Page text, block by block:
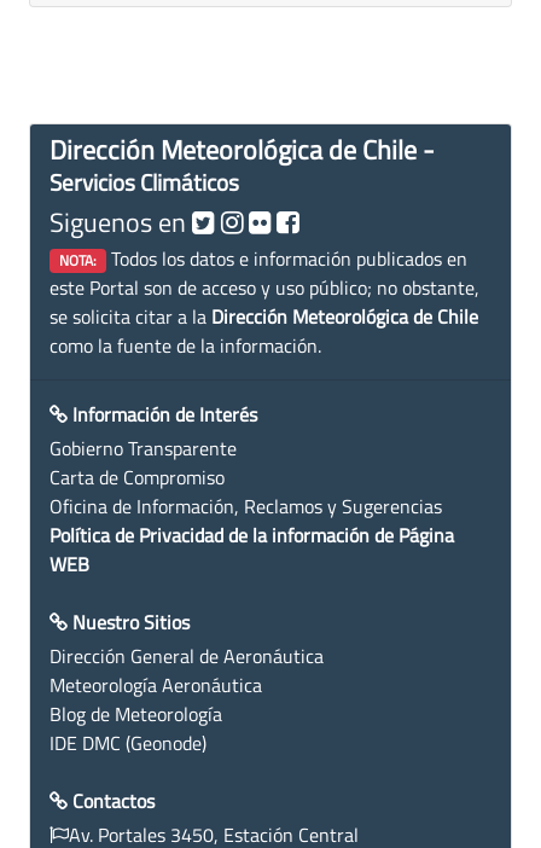
Dirección Meteorológica de Chile -
Servicios Climáticos
Siguenos en
NOTA: Todos los datos e información publicados en
este Portal son de acceso y uso público; no obstante,
se solicita citar a la Dirección Meteorológica de Chile
como la fuente de la información.
Información de Interés
Gobierno Transparente
Carta de Compromiso
Oficina de Información, Reclamos y Sugerencias
Política de Privacidad de la información de Página
WEB
Nuestro Sitios
Dirección General de Aeronáutica
Meteorología Aeronáutica
Blog de Meteorología
IDE DMC (Geonode)
Contactos
Av. Portales 3450, Estación Central